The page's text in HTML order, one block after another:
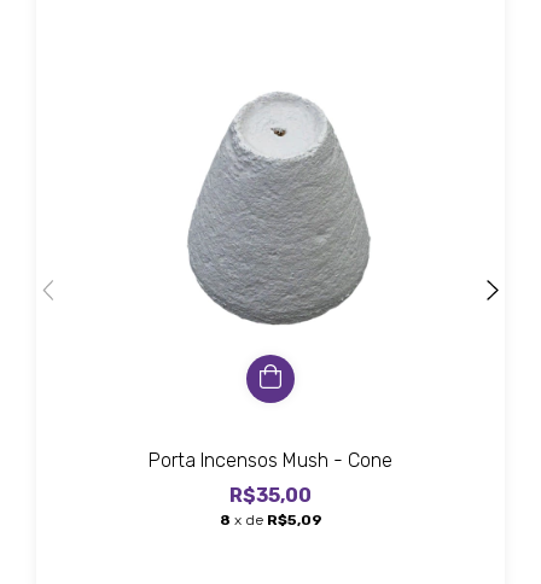
Porta Incensos Mush - Cone
R$35,00
8 x de R$5,09